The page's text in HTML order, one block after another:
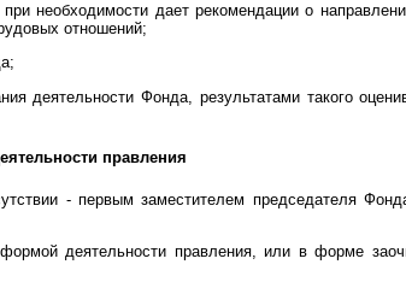
необходимости дает рекомендации о
отношений;
деятельности Фонда, результатами такого
правления
- первым заместителем председателя
деятельности правления, или в форме